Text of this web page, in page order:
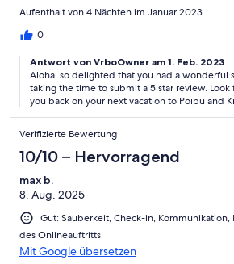
Aufenthalt von 4 Nächten im Januar 2023
0
Antwort von VrboOwner am 1. Feb. 2023
Aloha, so delighted that you had a wonderful
taking the time to submit a 5 star review.
you back on your next vacation to Poipu and
Verifizierte Bewertung
10/10 – Hervorragend
max b.
8. Aug. 2025
Gut: Sauberkeit, Check-in, Kommunikation,
des Onlineauftritts
Mit Google übersetzen